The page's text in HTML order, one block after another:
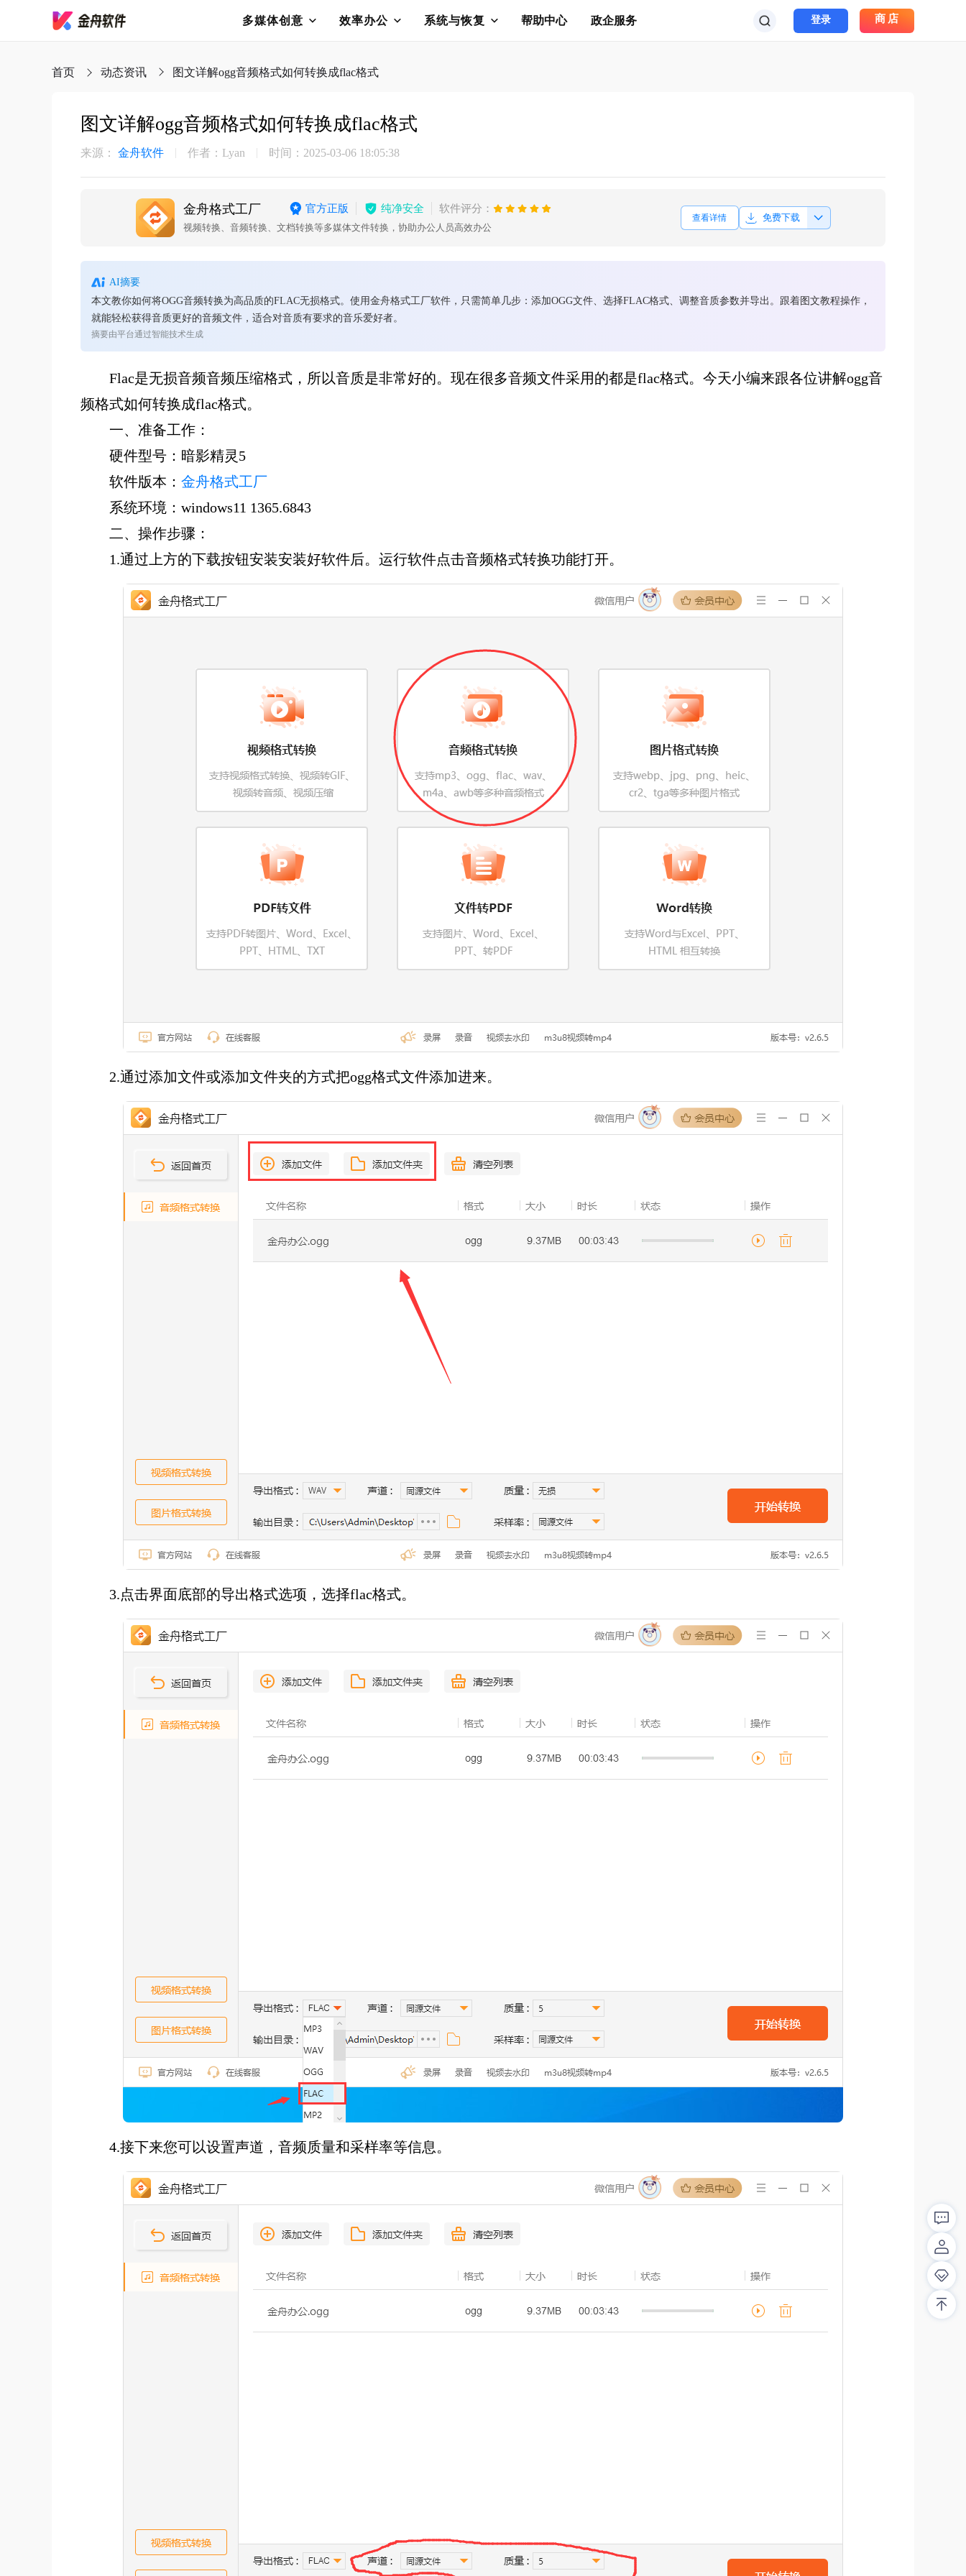
多媒体创意 效率办公 系统与恢复 帮助中心 政企服务 登录 商店
首页 动态资讯 图文详解ogg音频格式如何转换成flac格式
图文详解ogg音频格式如何转换成flac格式
来源： 金舟软件 作者：Lyan 时间：2025-03-06 18:05:38
金舟格式工厂 官方正版 纯净安全 软件评分：
视频转换、音频转换、文档转换等多媒体文件转换，协助办公人员高效办公
查看详情 免费下载
AI摘要
本文教你如何将OGG音频转换为高品质的FLAC无损格式。使用金舟格式工厂软件，只需简单几步：添加OGG文件、选择FLAC格式、调整音质参数并导出。跟着图文教程操作，
就能轻松获得音质更好的音频文件，适合对音质有要求的音乐爱好者。
摘要由平台通过智能技术生成
Flac是无损音频音频压缩格式，所以音质是非常好的。现在很多音频文件采用的都是flac格式。今天小编来跟各位讲解ogg音
频格式如何转换成flac格式。
一、准备工作：
硬件型号：暗影精灵5
软件版本： 金舟格式工厂
系统环境：windows11 1365.6843
二、操作步骤：
1.通过上方的下载按钮安装安装好软件后。运行软件点击音频格式转换功能打开。
2.通过添加文件或添加文件夹的方式把ogg格式文件添加进来。
3.点击界面底部的导出格式选项，选择flac格式。
4.接下来您可以设置声道，音频质量和采样率等信息。